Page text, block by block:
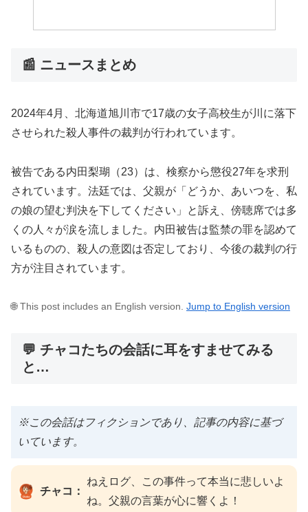
📰 ニュースまとめ
2024年4月、北海道旭川市で17歳の女子高校生が川に落下
させられた殺人事件の裁判が行われています。
被告である内田梨瑚（23）は、検察から懲役27年を求刑
されています。法廷では、父親が「どうか、あいつを、私
の娘の望む判決を下してください」と訴え、傍聴席では多
くの人々が涙を流しました。内田被告は監禁の罪を認めて
いるものの、殺人の意図は否定しており、今後の裁判の行
方が注目されています。
🌐 This post includes an English version. Jump to English version
💬 チャコたちの会話に耳をすませてみる
と…
※この会話はフィクションであり、記事の内容に基づ
いています。
チャコ：
ねえログ、この事件って本当に悲しいよ
ね。父親の言葉が心に響くよ！